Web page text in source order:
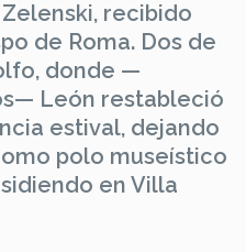
recibido
de Roma. Dos de
donde —
León restableció
estival, dejando
polo museístico
en Villa